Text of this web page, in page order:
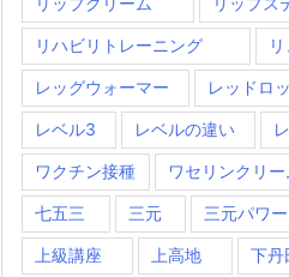
リハビリトレーニング
レッグウォーマー レッドロ
レベル3 レベルの違い
ワクチン接種 ワセリンクリー
七五三 三元 三元パワー
上級講座 上高地 下丹